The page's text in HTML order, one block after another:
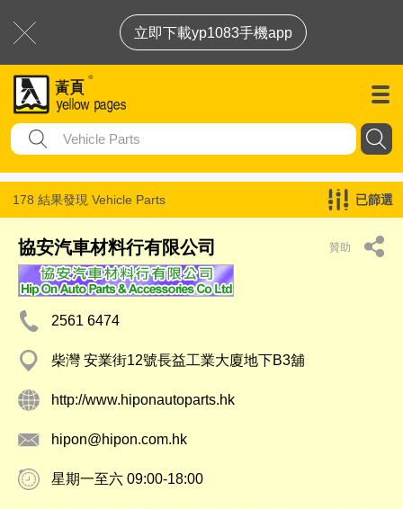
立即下載yp1083手機app
178 結果發現 Vehicle Parts 已篩選
協安汽車材料行有限公司 贊助
2561 6474
柴灣 安業街12號長益工業大廈地下B3舖
http://www.hiponautoparts.hk
hipon@hipon.com.hk
星期一至六 09:00-18:00